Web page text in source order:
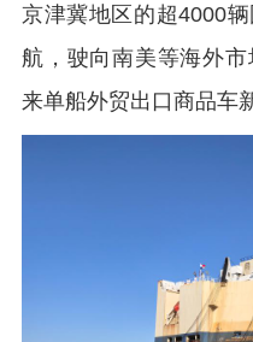
京津冀地区的超4000
航，驶向南美等海外
来单船外贸出口商品车